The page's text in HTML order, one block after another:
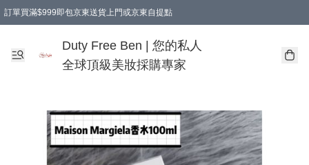
訂單買滿$999即包京東送貨上門或京東自提點
Duty Free Ben | 您的私人
全球頂級美妝採購專家